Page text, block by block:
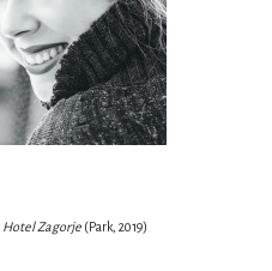
Hotel Zagorje (Park, 2019)